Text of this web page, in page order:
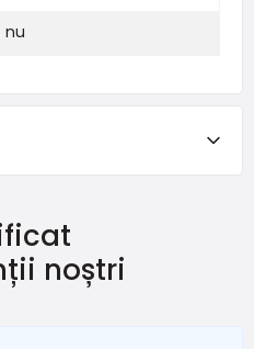
nu
exterioară
11 cm
noștri